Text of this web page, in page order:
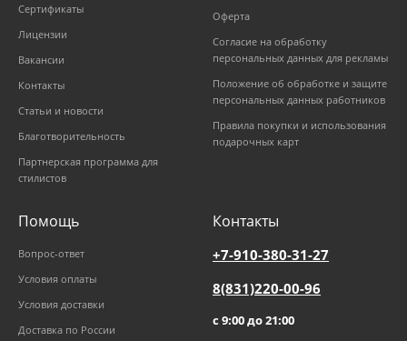
Сертификаты
Лицензии
Вакансии
Контакты
Статьи и новости
Благотворительность
Партнерская программа для
стилистов
Оферта
Согласие на обработку
персональных данных для рекламы
Положение об обработке и защите
персональных данных работников
Правила покупки и использования
подарочных карт
Помощь
Вопрос-ответ
Условия оплаты
Условия доставки
Доставка по России
Контакты
+7-910-380-31-27
8(831)220-00-96
с 9:00 до 21:00